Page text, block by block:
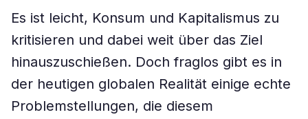
Es ist leicht, Konsum und Kapitalismus zu
kritisieren und dabei weit über das Ziel
hinauszuschießen. Doch fraglos gibt es in
der heutigen globalen Realität einige echte
Problemstellungen, die diesem